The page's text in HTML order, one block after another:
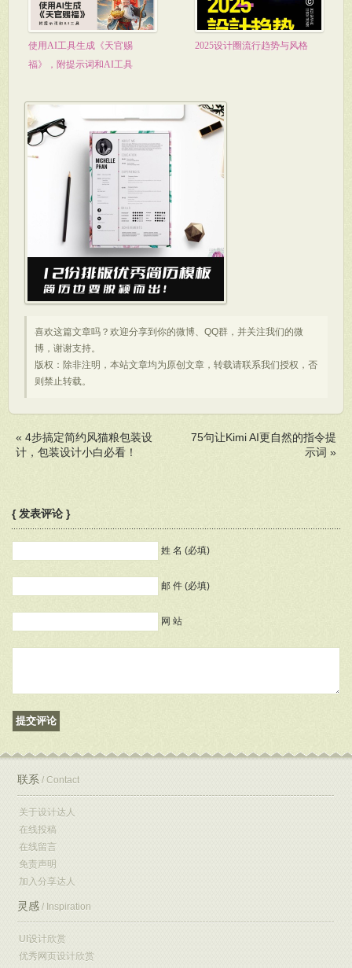
使用AI工具生成《天官赐
福》，附提示词和AI工具
2025设计圈流行趋势与风格
喜欢这篇文章吗？欢迎分享到你的微博、QQ群，并关注我们的微
博，谢谢支持。
版权：除非注明，本站文章均为原创文章，转载请联系我们授权，否
则禁止转载。
« 4步搞定简约风猫粮包装设
计，包装设计小白必看！
75句让Kimi AI更自然的指令提
示词 »
{ 发表评论 }
姓 名 (必填)
邮 件 (必填)
网 站
联系 / Contact
关于设计达人
在线投稿
在线留言
免责声明
加入分享达人
灵感 / Inspiration
UI设计欣赏
优秀网页设计欣赏